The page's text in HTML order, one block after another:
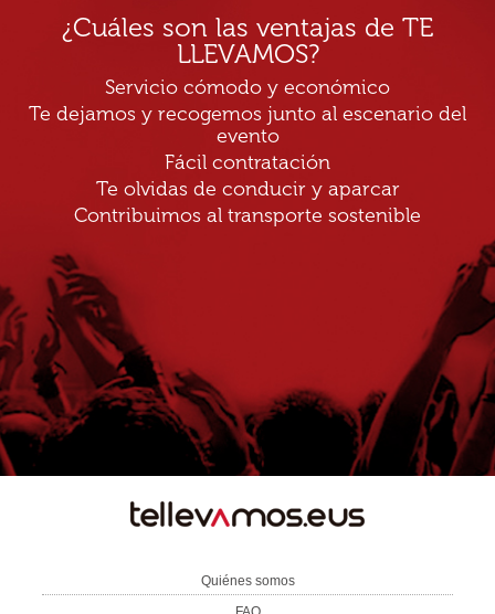
¿Cuáles son las ventajas de TE
LLEVAMOS?
Servicio cómodo y económico
Te dejamos y recogemos junto al escenario del
evento
Fácil contratación
Te olvidas de conducir y aparcar
Contribuimos al transporte sostenible
Quiénes somos